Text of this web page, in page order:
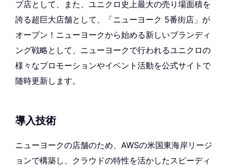
プ店として、また、ユニクロ史上最大の売り場面積を
誇る超巨大店舗として、「ニューヨーク 5番街店」が
オープン！ニューヨークから始める新しいブランディ
ング戦略として、ニューヨークで行われるユニクロの
様々なプロモーションやイベント活動を公式サイトで
随時更新します。
導入技術
ニューヨークの店舗のため、AWSの米国東海岸リージ
ョンで構築し、クラウドの特性を活かしたスピーディ